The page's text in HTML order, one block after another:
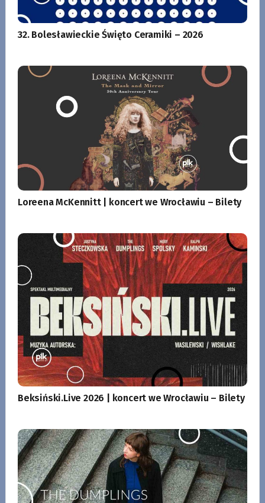
32. Bolesławieckie Święto Ceramiki – 2026
Loreena McKennitt | koncert we Wrocławiu – Bilety
Beksiński.Live 2026 | koncert we Wrocławiu – Bilety